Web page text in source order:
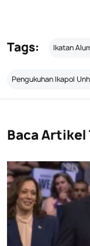
Tags: Ikatan
Pengukuhan Ikapol
Baca Artikel